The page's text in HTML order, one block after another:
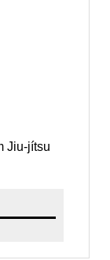
Jiu-jítsu